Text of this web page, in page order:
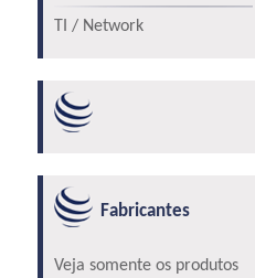
TI / Network
Fabricantes
Veja somente os produtos